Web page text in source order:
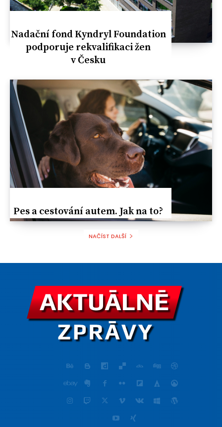
Nadační fond Kyndryl Foundation
podporuje rekvalifikaci žen
v Česku
Реs a cestování autem. Jak na to?
NAČÍST DALŠÍ